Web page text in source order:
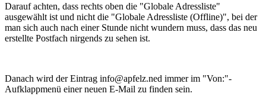
Darauf achten, dass rechts oben die "Globale Adressliste"
ausgewählt ist und nicht die "Globale Adressliste (Offline)", bei der
man sich auch nach einer Stunde nicht wundern muss, dass das neu
erstellte Postfach nirgends zu sehen ist.
Danach wird der Eintrag info@apfelz.ned immer im "Von:"-
Aufklappmenü einer neuen E-Mail zu finden sein.